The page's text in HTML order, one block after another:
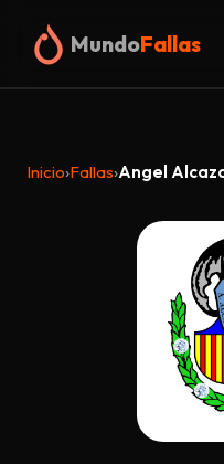
MundoFallas
Inicio›Fallas›Angel